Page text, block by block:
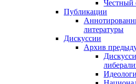
Честный
Публикации
литературы
Дискуссии
Архив